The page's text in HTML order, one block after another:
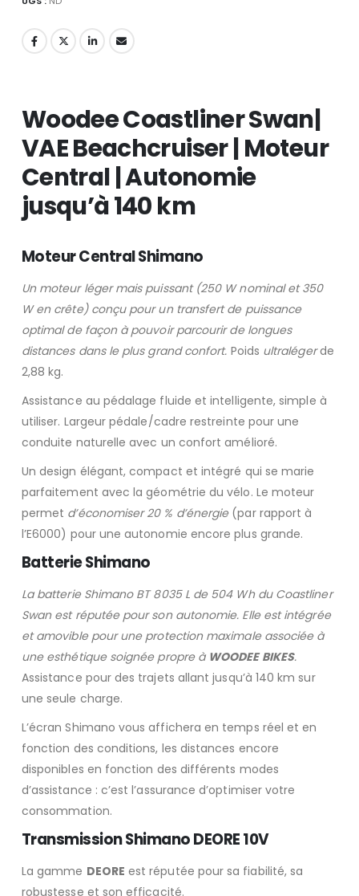
Woodee Coastliner Swan|
VAE Beachcruiser | Moteur
Central | Autonomie
jusqu’à 140 km
Moteur Central Shimano
Un moteur léger mais puissant (250 W nominal et 350
W en crête) conçu pour un transfert de puissance
optimal de façon à pouvoir parcourir de longues
distances dans le plus grand confort. Poids ultralégerde
2,88 kg.
Assistance au pédalage fluide et intelligente, simple à
utiliser. Largeur pédale/cadre restreinte pour une
conduite naturelle avec un confort amélioré.
Un design élégant, compact et intégré qui se marie
parfaitement avec la géométrie du vélo. Le moteur
permet d’économiser 20 % d’énergie(par rapport à
l’E6000) pour une autonomie encore plus grande.
Batterie Shimano
La batterie Shimano BT 8035 L de 504 Wh du Coastliner
Swan est réputée pour son autonomie. Elle est intégrée
et amovible pour une protection maximale associée à
une esthétique soignée propre à WOODEE BIKES.
Assistance pour des trajets allant jusqu’à 140 km sur
une seule charge.
L’écran Shimano vous affichera en temps réel et en
fonction des conditions, les distances encore
disponibles en fonction des différents modes
d’assistance : c’est l’assurance d’optimiser votre
consommation.
Transmission Shimano DEORE 10V
La gamme DEORE est réputée pour sa fiabilité, sa
robustesse et son efficacité.